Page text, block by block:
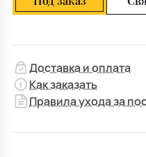
Доставка и оплата
Как заказать
Правила ухода за